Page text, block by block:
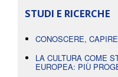
STUDI E RICERCHE
CONOSCERE,
LA CULTURA COME
EUROPEA: PIÙ